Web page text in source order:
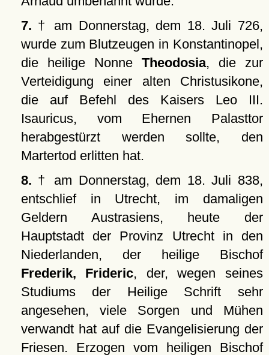
7. † am Donnerstag, dem 18. Juli 726,
wurde zum Blutzeugen in Konstantinopel,
die heilige Nonne Theodosia, die zur
Verteidigung einer alten Christusikone,
die auf Befehl des Kaisers Leo III.
Isauricus, vom Ehernen Palasttor
herabgestürzt werden sollte, den
Martertod erlitten hat.
8. † am Donnerstag, dem 18. Juli 838,
entschlief in Utrecht, im damaligen
Geldern Austrasiens, heute der
Hauptstadt der Provinz Utrecht in den
Niederlanden, der heilige Bischof
Frederik, Frideric, der, wegen seines
Studiums der Heilige Schrift sehr
angesehen, viele Sorgen und Mühen
verwandt hat auf die Evangelisierung der
Friesen. Erzogen vom heiligen Bischof